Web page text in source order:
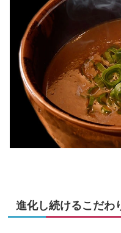
進化し続けるこだわ